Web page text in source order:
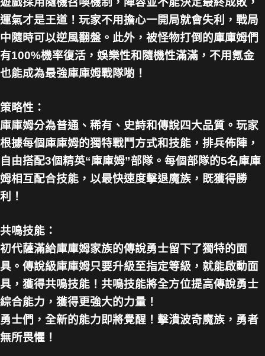
運氣才是王道！玩家不用擔心一開局就會失利，戰局
中隨時可以逆風翻盤。此外，被怪物打倒的庫庫姆們
有100%機率復活，娛樂性和隨機性滿滿，不用氪金
也能成為最強庫庫姆戰隊喲！
策略性：
庫庫姆分為普通、稀有、史詩和傳說四大品質。玩家
根據每個庫庫姆的獨特戰鬥方式和技能，排兵佈陣，
自由搭配3個精英“庫庫姆”部隊。每個部隊的5名庫庫
姆相互配合技能，以最快速度擊退魔族，既獲得勝
利！
共鳴技能：
初代薩滿給庫庫姆家族的傳說勇士留下了獨特的面
具。傳說級庫庫姆只要升級至指定等級，就能啟動面
具，獲得共鳴技能！共鳴技能將全方位提高傳說勇士
綜合能力，獲得更強大的力量！
勇士們，全新的能力即將覺醒！擊潰波奇魔族，勇者
無所畏懼！